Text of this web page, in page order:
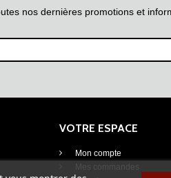
nos dernières promotions et
VOTRE ESPACE
Mon compte
Mes commandes